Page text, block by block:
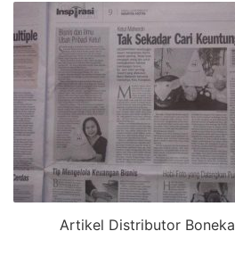
Artikel Distributor Boneka